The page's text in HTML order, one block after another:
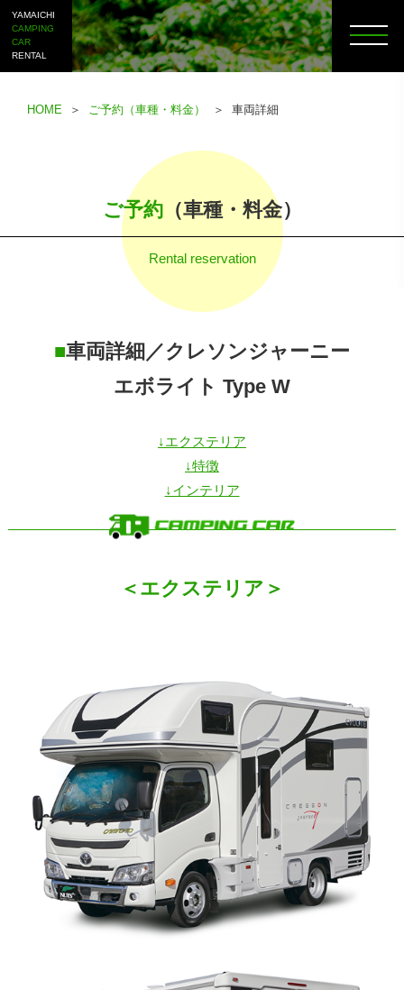
YAMAICHI
CAMPING
CAR
RENTAL
HOME ＞ ご予約（車種・料金） ＞ 車両詳細
ご予約（車種・料金）
Rental reservation
■車両詳細／クレソンジャーニー
エボライト Type W
↓エクステリア
↓特徴
↓インテリア
＜エクステリア＞